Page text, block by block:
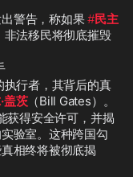
警告，称如果 #民主
法移民将彻底摧毁
行者，其背后的真
盖茨（Bill Gates）。
获得安全许可，并揭
验室。这种跨国勾
相终将被彻底揭